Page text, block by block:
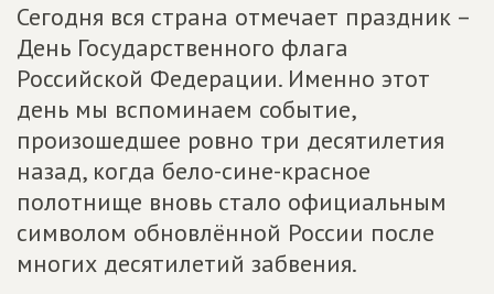
Сегодня вся страна отмечает праздник –
День Государственного флага
Российской Федерации. Именно этот
день мы вспоминаем событие,
произошедшее ровно три десятилетия
назад, когда бело-сине-красное
полотнище вновь стало официальным
символом обновлённой России после
многих десятилетий забвения.